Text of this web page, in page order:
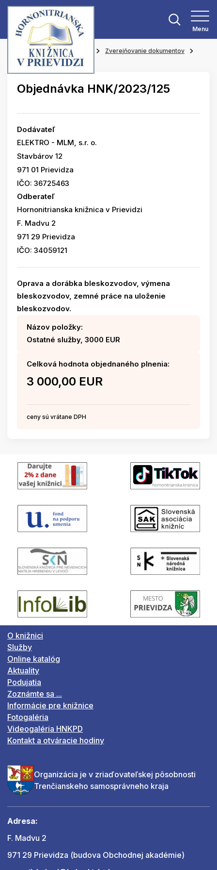
Menu
Hlavná stránka O knižnici
Zverejňovanie dokumentov
Objednávky
Objednávka HNK/2023/125
Dodávateľ
ELEKTRO - MLM, s.r. o.
Stavbárov 12
971 01 Prievidza
IČO: 36725463
Odberateľ
Hornonitrianska knižnica v Prievidzi
F. Madvu 2
971 29 Prievidza
IČO: 34059121
Oprava a dorábka bleskozvodov, výmena
bleskozvodov, zemné práce na uloženie
bleskozvodov.
Názov položky:
Ostatné služby, 3000 EUR
Celková hodnota objednaného plnenia:
3 000,00 EUR
ceny sú vrátane DPH
O knižnici
Služby
Online katalóg
Aktuality
Podujatia
Zoznámte sa ...
Informácie pre knižnice
Fotogaléria
Videogaléria HNKPD
Kontakt a otváracie hodiny
Organizácia je v zriaďovateľskej pôsobnosti
Trenčianskeho samosprávneho kraja
Adresa:
F. Madvu 2
971 29 Prievidza (budova Obchodnej akadémie)